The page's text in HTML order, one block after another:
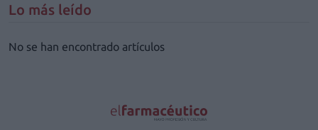
Lo más leído
No se han encontrado artículos